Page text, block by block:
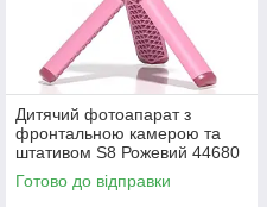
Дитячий фотоапарат з
фронтальною камерою та
штативом S8 Рожевий 44680
Готово до відправки